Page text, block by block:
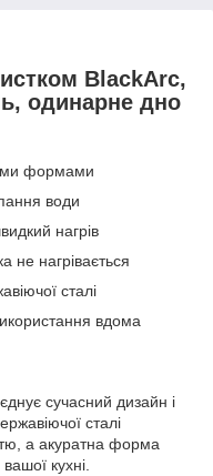
BlackArc,
одинарне дно
формами
води
нагрів
не нагрівається
сталі
вдома
сучасний дизайн і
сталі
а акуратна форма
кухні.